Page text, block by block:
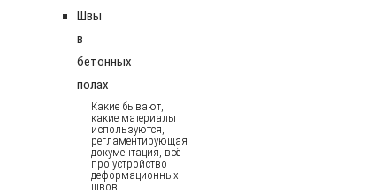
Швы
в
бетонных
полах
Какие бывают,
какие материалы
используются,
регламентирующая
документация, всё
про устройство
деформационных
швов